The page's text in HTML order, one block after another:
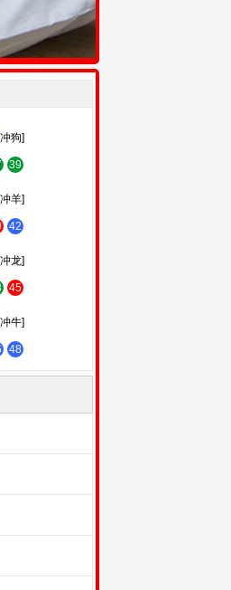
狗]
39
羊]
42
龙]
45
牛]
48